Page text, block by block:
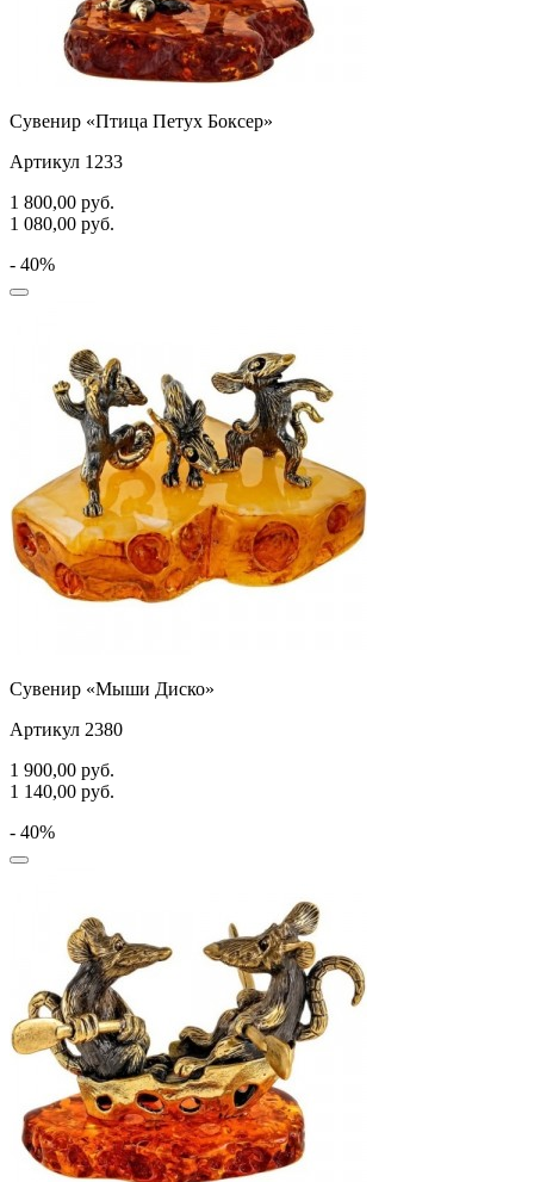
Сувенир «Птица Петух Боксер»
Артикул 1233
1 800,00 руб.
1 080,00 руб.
- 40%
Сувенир «Мыши Диско»
Артикул 2380
1 900,00 руб.
1 140,00 руб.
- 40%